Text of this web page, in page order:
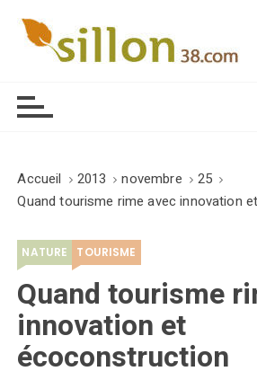
Accueil 2013 novembre
25
Quand tourisme rime avec innovation
NATURE TOURISME
Quand tourisme
innovation et
écoconstruction